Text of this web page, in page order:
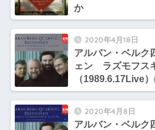
か
2020年4月18日
アルバン・ベル
ェン ラズモフス
（1989.6.17Live
2020年4月8日
アルバン・ベル